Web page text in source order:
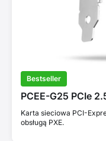
Bestseller
PCEE-G25 PCIe
Karta sieciowa PCI-
obsługą PXE.